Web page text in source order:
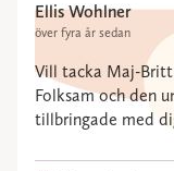
Ellis Wohlner
över fyra år sedan
Vill tacka Maj-
Folksam och den
tillbringade med